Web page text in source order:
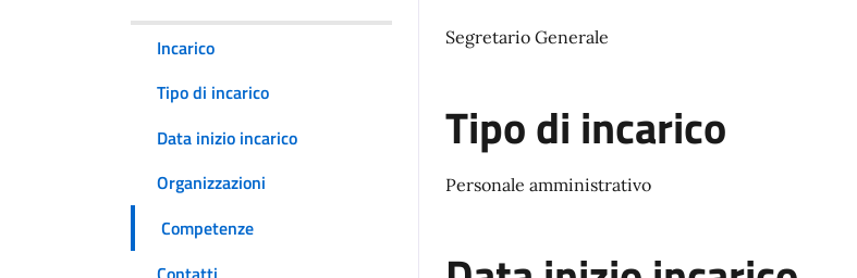
Incarico
Tipo di incarico
Data inizio incarico
Organizzazioni
Competenze
Segretario Generale
Tipo di incarico
Personale amministrativo